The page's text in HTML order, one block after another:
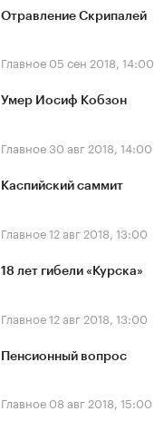
Отравление Скрипалей
Главное 05 сен 2018, 14:00
Умер Иосиф Кобзон
Главное30 авг 2018, 14:00
Каспийский саммит
Главное12 авг 2018, 13:00
18 лет гибели «Курска»
Главное12 авг 2018, 13:00
Пенсионный вопрос
Главное 08 авг 2018, 15:00